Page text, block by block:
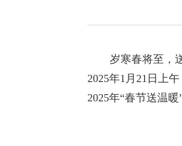
岁寒春将至，
2025年1月21日上
2025年“春节送温